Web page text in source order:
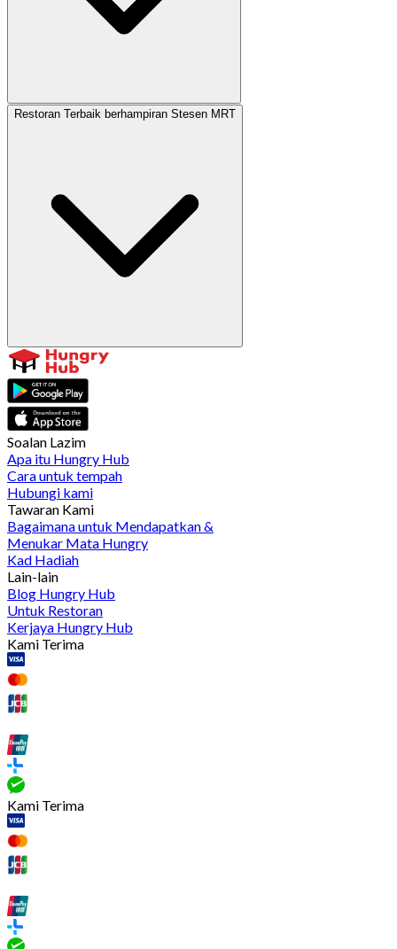
Restoran Terbaik berhampiran Stesen MRT
Soalan Lazim
Apa itu Hungry Hub
Cara untuk tempah
Hubungi kami
Tawaran Kami
Bagaimana untuk Mendapatkan &
Menukar Mata Hungry
Kad Hadiah
Lain-lain
Blog Hungry Hub
Untuk Restoran
Kerjaya Hungry Hub
Kami Terima
Kami Terima